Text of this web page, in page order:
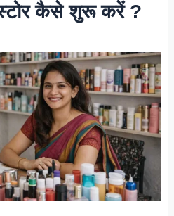
कैसे शुरू करें ?